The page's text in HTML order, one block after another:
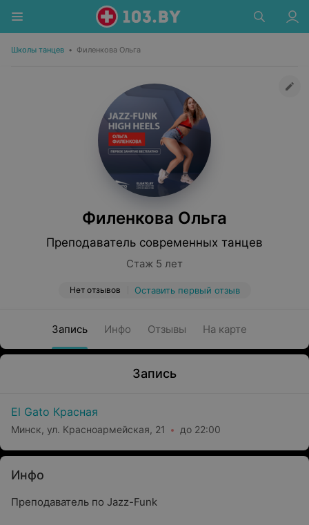
Школы танцев • Филенкова Ольга
Филенкова Ольга
Преподаватель современных танцев
Стаж 5 лет
Нет отзывов Оставить первый отзыв
Запись Инфо Отзывы На карте
Запись
El Gato Красная
Минск, ул. Красноармейская, 21 до 22:00
Инфо
Преподаватель по Jazz-Funk